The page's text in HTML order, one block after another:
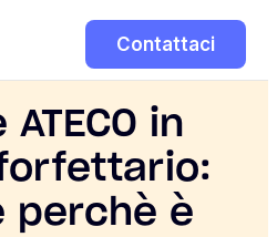
Contattaci
in
perchè è